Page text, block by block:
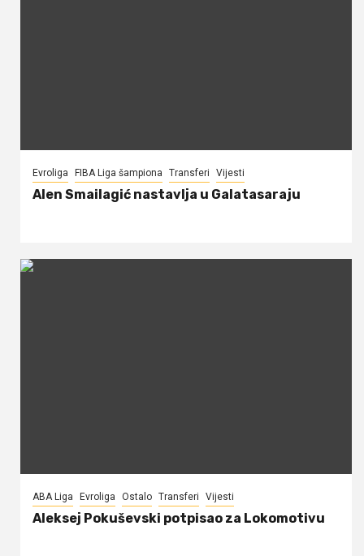
Evroliga FIBA Liga šampiona Transferi Vijesti
Alen Smailagić nastavlja u Galatasaraju
ABA Liga Evroliga Ostalo Transferi Vijesti
Aleksej Pokuševski potpisao za Lokomotivu